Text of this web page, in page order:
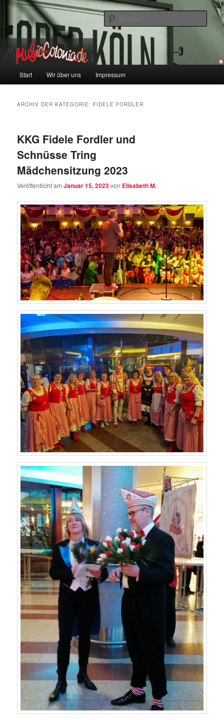
Zum
wechseln
Zum
sekundären
Inhalt
wechselnmusic-colonia
Colonia und Musik!
Start Wir über uns Impressum
ARCHIV DER KATEGORIE: FIDELE FORDLER
KKG Fidele Fordler und
Schnüsse Tring
Mädchensitzung 2023
Veröffentlicht amJanuar 15, 2023von Elisabeth M.